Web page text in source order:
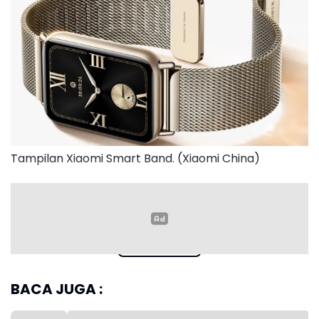
Tampilan Xiaomi Smart Band. (Xiaomi China)
Mengutip laporan Gizmochina pada Minggu 24 Mei,
muncul di database Komisi Komunikasi Nasional
Taiwan atau National Communications Commission
BACA JUGA :